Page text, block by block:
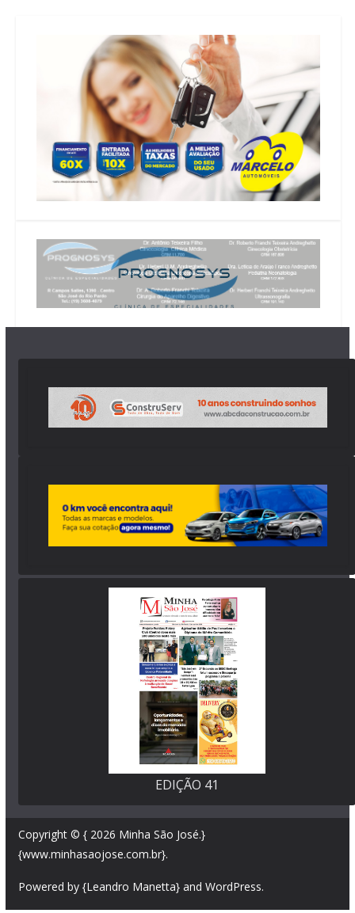
EDIÇÃO 41
Copyright © { 2026 Minha São José.}
{www.minhasaojose.com.br}.
Powered by {Leandro Manetta} and WordPress.